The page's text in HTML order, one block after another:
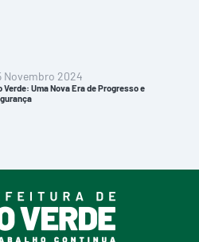
Novembro 2024
Verde: Uma Nova Era de Progresso e